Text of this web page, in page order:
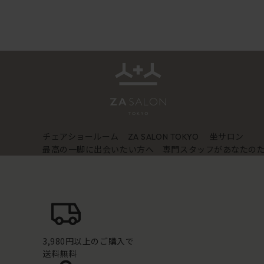
チェアショールーム ZA SALON TOKYO
坐サロン
最高の一脚に出会いたい方へ 専門スタッフがあなたの
3,980円以上のご購入で
送料無料